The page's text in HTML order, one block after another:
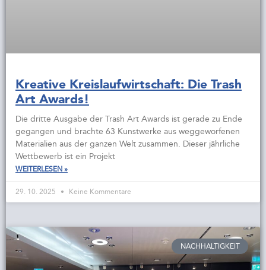
Kreative Kreislaufwirtschaft: Die Trash
Art Awards!
Die dritte Ausgabe der Trash Art Awards ist gerade zu Ende
gegangen und brachte 63 Kunstwerke aus weggeworfenen
Materialien aus der ganzen Welt zusammen. Dieser jährliche
Wettbewerb ist ein Projekt
WEITERLESEN »
29. 10. 2025 Keine Kommentare
NACHHALTIGKEIT